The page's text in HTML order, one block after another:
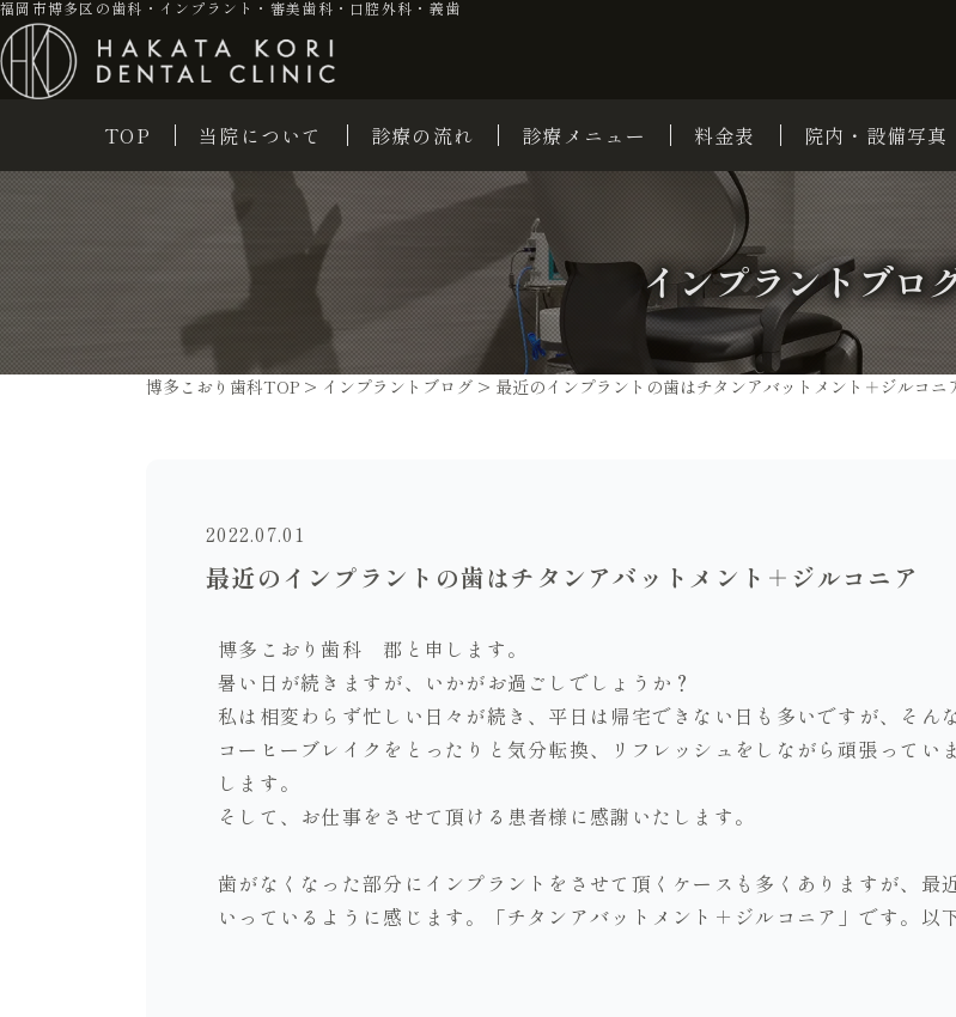
福岡市博多区の歯科・インプラント・審美歯科・口腔外科・義歯
TOP 当院について 診療の流れ 診療メニュー 料金表 院内・設備写真
インプラントブロ
博多こおり歯科TOP > インプラントブログ > 最近のインプラントの歯はチタンアバットメント＋ジルコニ
2022.07.01
最近のインプラントの歯はチタンアバットメント＋ジルコニア
博多こおり歯科 郡と申します。
暑い日が続きますが、いかがお過ごしでしょうか？
私は相変わらず忙しい日々が続き、平日は帰宅できない日も多いですが、そん
コーヒーブレイクをとったりと気分転換、リフレッシュをしながら頑張ってい
します。
そして、お仕事をさせて頂ける患者様に感謝いたします。
歯がなくなった部分にインプラントをさせて頂くケースも多くありますが、最
いっているように感じます。「チタンアバットメント＋ジルコニア」です。以